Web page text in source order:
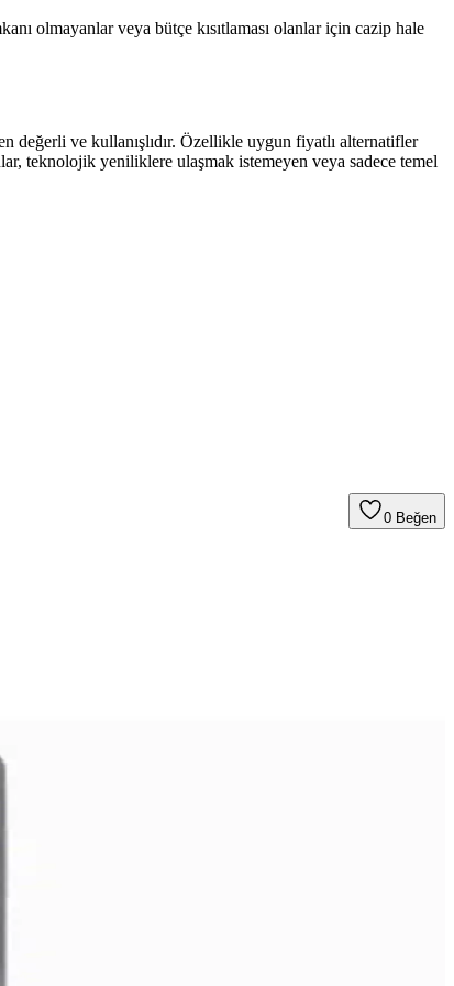
olmayanlar veya bütçe kısıtlaması olanlar için cazip hale
değerli ve kullanışlıdır. Özellikle uygun fiyatlı alternatifler
teknolojik yeniliklere ulaşmak istemeyen veya sadece temel
0 Beğen
çözümler sağlar.
özellikleri ve günümüzdeki durumu özetleniyor.
soğutma sistemleriyle donatılmıştır.